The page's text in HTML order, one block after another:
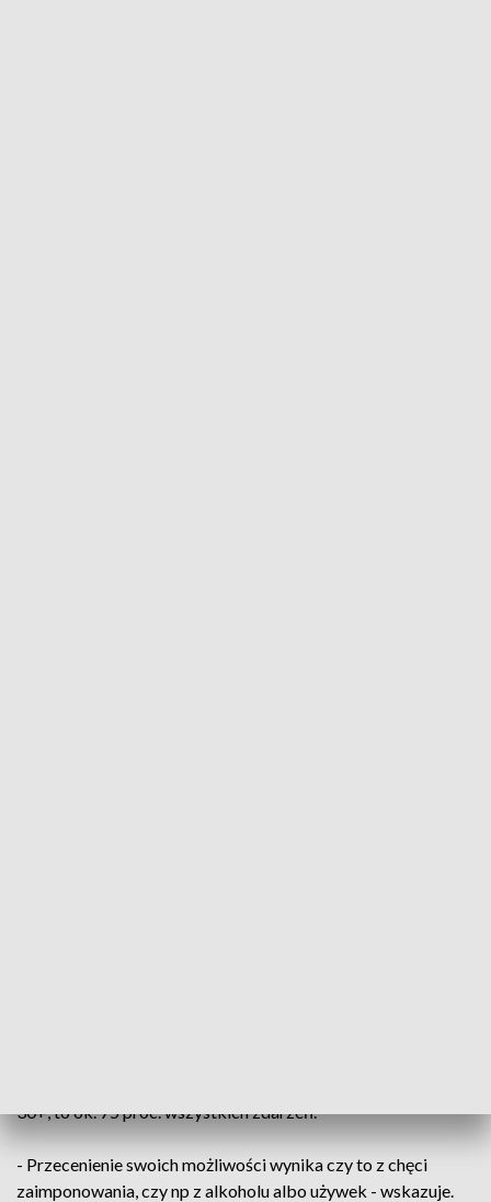
30+, to ok. 75 proc. wszystkich zdarzeń.
- Przecenienie swoich możliwości wynika czy to z chęci
zaimponowania, czy np z alkoholu albo używek - wskazuje.